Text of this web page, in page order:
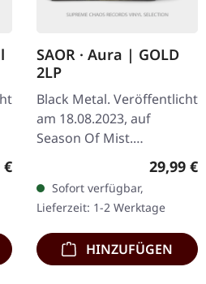
Preis:
€
SAOR · Aura | GOLD
2LP
Black Metal. Veröffentlicht
am 18.08.2023, auf
Season Of Mist.
Goldfarbenes Doppel-
Vinyl, limitiert auf 300
Stück im Gatefold-Cover.
"Aura" von Saor…
29,99 €
Sofort verfügbar,
Lieferzeit: 1-2 Werktage
HINZUFÜGEN